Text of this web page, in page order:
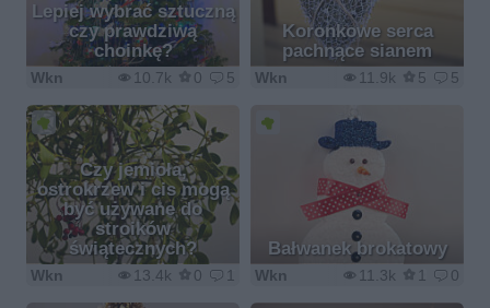
Lepiej wybrać sztuczną
czy prawdziwą
choinkę?
10.7k 0 5
Wkn
Koronkowe serca
pachnące sianem
11.9k 5 5
Wkn
Czy jemioła,
ostrokrzew i cis mogą
być używane do
stroików
świątecznych?
13.4k 0 1
Wkn
Bałwanek brokatowy
11.3k 1 0
Wkn